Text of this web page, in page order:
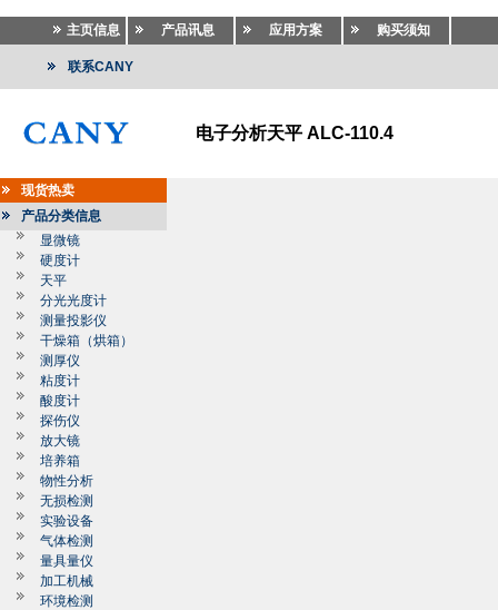
主页信息 产品讯息 应用方案 购买须知
联系CANY
电子分析天平 ALC-110.4
现货热卖
产品分类信息
显微镜
硬度计
天平
分光光度计
测量投影仪
干燥箱（烘箱）
测厚仪
粘度计
酸度计
探伤仪
放大镜
培养箱
物性分析
无损检测
实验设备
气体检测
量具量仪
加工机械
环境检测